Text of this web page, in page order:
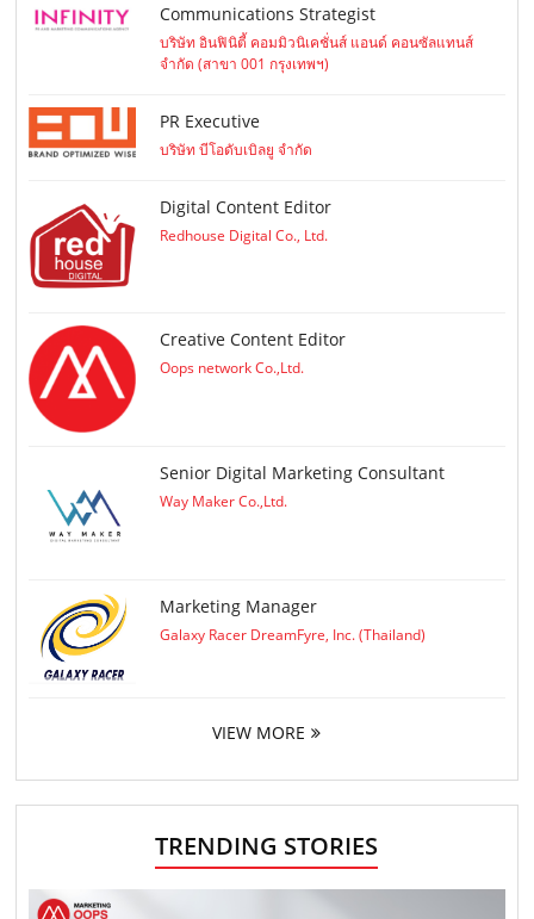
Communications Strategist
บริษัท อินฟินิตี้ คอมมิวนิเคชั่นส์ แอนด์ คอนซัลแทนส์
จำกัด (สาขา 001 กรุงเทพฯ)
PR Executive
บริษัท บีโอดับเบิลยู จำกัด
Digital Content Editor
Redhouse Digital Co., Ltd.
Creative Content Editor
Oops network Co.,Ltd.
Senior Digital Marketing Consultant
Way Maker Co.,Ltd.
Marketing Manager
Galaxy Racer DreamFyre, Inc. (Thailand)
VIEW MORE
TRENDING STORIES